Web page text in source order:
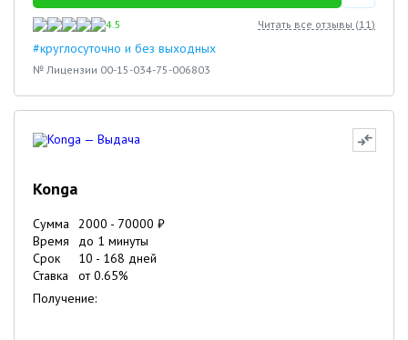
4.5 Читать все отзывы (11)
#круглосуточно и без выходных
№ Лицензии 00-15-034-75-006803
Konga
Сумма 2000 - 70000 ₽
Время
до 1 минуты
Срок
10 - 168 дней
Ставка
от0.65%
Получение: